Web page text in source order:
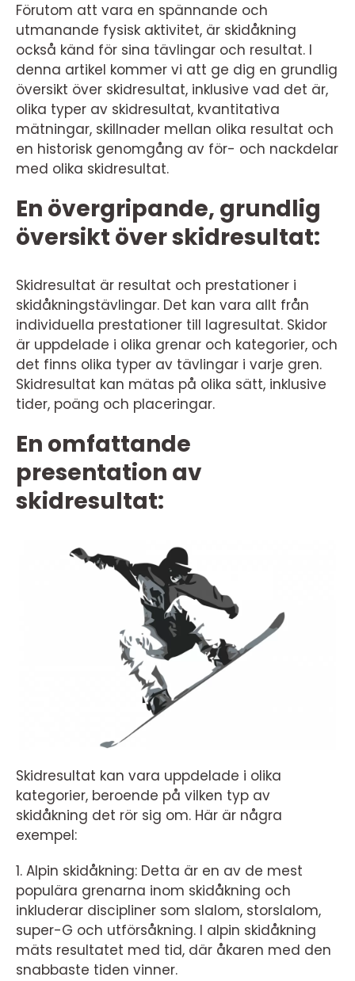
Förutom att vara en spännande och
utmanande fysisk aktivitet, är skidåkning
också känd för sina tävlingar och resultat. I
denna artikel kommer vi att ge dig en grundlig
översikt över skidresultat, inklusive vad det är,
olika typer av skidresultat, kvantitativa
mätningar, skillnader mellan olika resultat och
en historisk genomgång av för- och nackdelar
med olika skidresultat.
En övergripande, grundlig
översikt över skidresultat:
Skidresultat är resultat och prestationer i
skidåkningstävlingar. Det kan vara allt från
individuella prestationer till lagresultat. Skidor
är uppdelade i olika grenar och kategorier, och
det finns olika typer av tävlingar i varje gren.
Skidresultat kan mätas på olika sätt, inklusive
tider, poäng och placeringar.
En omfattande
presentation av
skidresultat:
Skidresultat kan vara uppdelade i olika
kategorier, beroende på vilken typ av
skidåkning det rör sig om. Här är några
exempel:
1. Alpin skidåkning: Detta är en av de mest
populära grenarna inom skidåkning och
inkluderar discipliner som slalom, storslalom,
super-G och utförsåkning. I alpin skidåkning
mäts resultatet med tid, där åkaren med den
snabbaste tiden vinner.